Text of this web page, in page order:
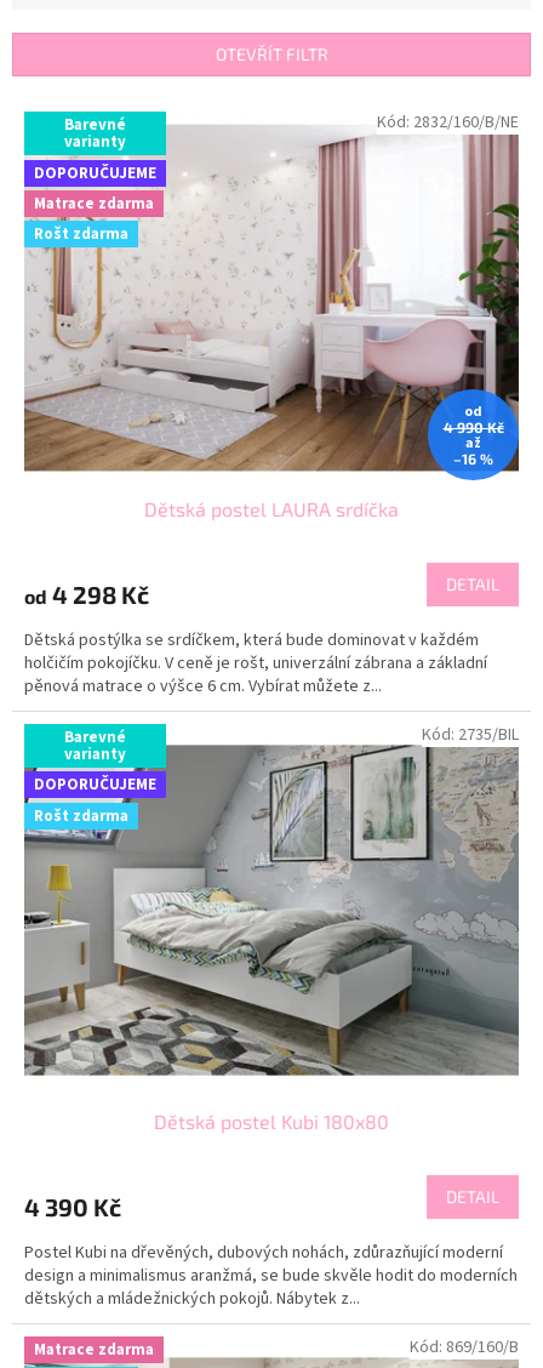
í
OTEVŘÍT FILTR
V
p
p
Barevné
varianty
DOPORUČUJEME
Matrace zdarma
Rošt zdarma
od
4 990 Kč
až
–16 %
Dětská postel LAURA srdíčka
od 4 298 Kč DETAIL
Dětská postýlka se srdíčkem, která bude dominovat v každém
holčičím pokojíčku. V ceně je rošt, univerzální zábrana a základní
pěnová matrace o výšce 6 cm. Vybírat můžete z...
Kód: 2832/160/B/NE
Barevné
varianty
DOPORUČUJEME
Rošt zdarma
Dětská postel Kubi 180x80
4 390 Kč DETAIL
Postel Kubi na dřevěných, dubových nohách, zdůrazňující moderní
design a minimalismus aranžmá, se bude skvěle hodit do moderních
dětských a mládežnických pokojů. Nábytek z...
Kód: 2735/BIL
Matrace zdarma
Kód: 869/160/B